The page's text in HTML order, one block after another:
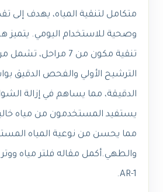
متكامل لتنقية المياه، يهدف إلى
وصحية للاستخدام اليومي. يتميز
تنقية مكون من 7
الترشيح الأولي والفحص الدقيق
الدقيقة، مما يساهم في إزالة
يستفيد المستخدمون من مياه
مما يحسن من نوعية المياه
AR-1.